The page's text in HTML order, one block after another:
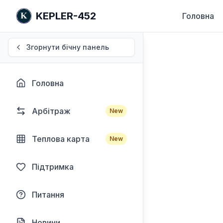
KEPLER-452 Головна
Згорнути бічну панель
Головна
Арбітраж New
Теплова карта New
Підтримка
Питання